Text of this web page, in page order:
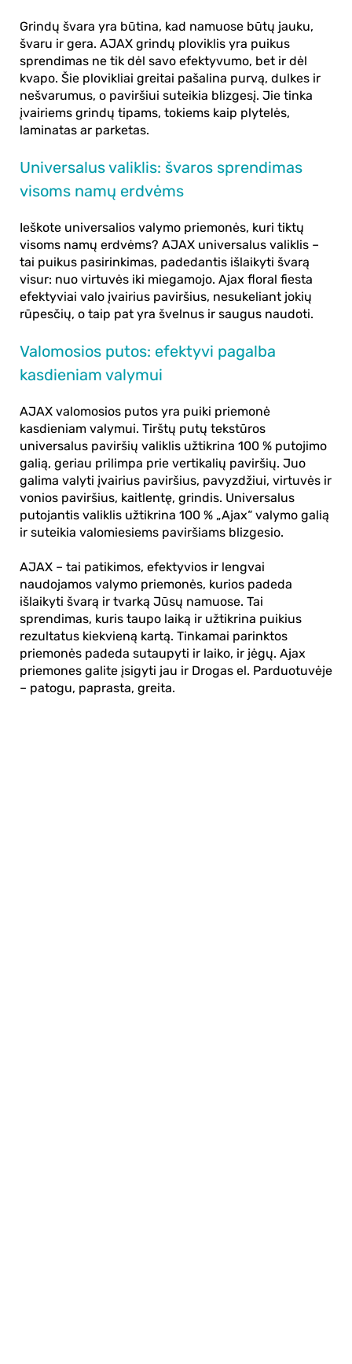
Grindų švara yra būtina, kad namuose būtų jauku,
švaru ir gera. AJAX grindų ploviklis yra puikus
sprendimas ne tik dėl savo efektyvumo, bet ir dėl
kvapo. Šie plovikliai greitai pašalina purvą, dulkes ir
nešvarumus, o paviršiui suteikia blizgesį. Jie tinka
įvairiems grindų tipams, tokiems kaip plytelės,
laminatas ar parketas.
Universalus valiklis: švaros sprendimas
visoms namų erdvėms
Ieškote universalios valymo priemonės, kuri tiktų
visoms namų erdvėms? AJAX universalus valiklis –
tai puikus pasirinkimas, padedantis išlaikyti švarą
visur: nuo virtuvės iki miegamojo. Ajax floral fiesta
efektyviai valo įvairius paviršius, nesukeliant jokių
rūpesčių, o taip pat yra švelnus ir saugus naudoti.
Valomosios putos: efektyvi pagalba
kasdieniam valymui
AJAX valomosios putos yra puiki priemonė
kasdieniam valymui. Tirštų putų tekstūros
universalus paviršių valiklis užtikrina 100 % putojimo
galią, geriau prilimpa prie vertikalių paviršių. Juo
galima valyti įvairius paviršius, pavyzdžiui, virtuvės ir
vonios paviršius, kaitlentę, grindis. Universalus
putojantis valiklis užtikrina 100 % „Ajax“ valymo galią
ir suteikia valomiesiems paviršiams blizgesio.
AJAX – tai patikimos, efektyvios ir lengvai
naudojamos valymo priemonės, kurios padeda
išlaikyti švarą ir tvarką Jūsų namuose. Tai
sprendimas, kuris taupo laiką ir užtikrina puikius
rezultatus kiekvieną kartą. Tinkamai parinktos
priemonės padeda sutaupyti ir laiko, ir jėgų. Ajax
priemones galite įsigyti jau ir Drogas el. Parduotuvėje
– patogu, paprasta, greita.